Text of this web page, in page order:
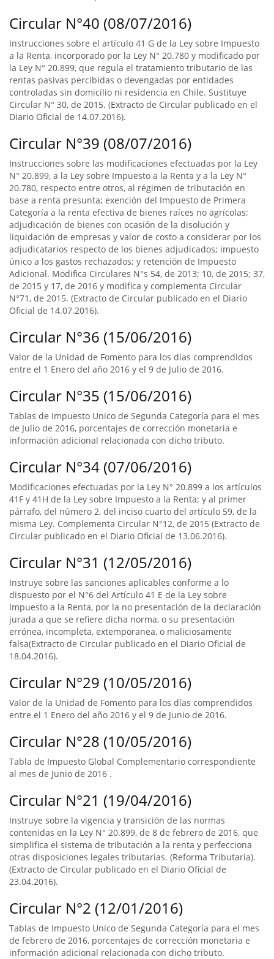
Circular N°40 (08/07/2016)
Instrucciones sobre el artículo 41 G de la Ley sobre Impuesto
a la Renta, incorporado por la Ley N° 20.780 y modificado por
la Ley N° 20.899, que regula el tratamiento tributario de las
rentas pasivas percibidas o devengadas por entidades
controladas sin domicilio ni residencia en Chile. Sustituye
Circular N° 30, de 2015. (Extracto de Circular publicado en el
Diario Oficial de 14.07.2016).
Circular N°39 (08/07/2016)
Instrucciones sobre las modificaciones efectuadas por la Ley
N° 20.899, a la Ley sobre Impuesto a la Renta y a la Ley N°
20.780, respecto entre otros, al régimen de tributación en
base a renta presunta; exención del Impuesto de Primera
Categoría a la renta efectiva de bienes raíces no agrícolas;
adjudicación de bienes con ocasión de la disolución y
liquidación de empresas y valor de costo a considerar por los
adjudicatarios respecto de los bienes adjudicados; impuesto
único a los gastos rechazados; y retención de Impuesto
Adicional. Modifica Circulares N°s 54, de 2013; 10, de 2015; 37,
de 2015 y 17, de 2016 y modifica y complementa Circular
N°71, de 2015. (Extracto de Circular publicado en el Diario
Oficial de 14.07.2016).
Circular N°36 (15/06/2016)
Valor de la Unidad de Fomento para los días comprendidos
entre el 1 Enero del año 2016 y el 9 de Julio de 2016.
Circular N°35 (15/06/2016)
Tablas de Impuesto Unico de Segunda Categoría para el mes
de Julio de 2016, porcentajes de corrección monetaria e
información adicional relacionada con dicho tributo.
Circular N°34 (07/06/2016)
Modificaciones efectuadas por la Ley N° 20.899 a los artículos
41F y 41H de la Ley sobre Impuesto a la Renta; y al primer
párrafo, del número 2, del inciso cuarto del artículo 59, de la
misma Ley. Complementa Circular N°12, de 2015 (Extracto de
Circular publicado en el Diario Oficial de 13.06.2016).
Circular N°31 (12/05/2016)
Instruye sobre las sanciones aplicables conforme a lo
dispuesto por el N°6 del Artículo 41 E de la Ley sobre
Impuesto a la Renta, por la no presentación de la declaración
jurada a que se refiere dicha norma, o su presentación
errónea, incompleta, extemporanea, o maliciosamente
falsa(Extracto de Circular publicado en el Diario Oficial de
18.04.2016).
Circular N°29 (10/05/2016)
Valor de la Unidad de Fomento para los días comprendidos
entre el 1 Enero del año 2016 y el 9 de Junio de 2016.
Circular N°28 (10/05/2016)
Tabla de Impuesto Global Complementario correspondiente
al mes de Junio de 2016 .
Circular N°21 (19/04/2016)
Instruye sobre la vigencia y transición de las normas
contenidas en la Ley N° 20.899, de 8 de febrero de 2016, que
simplifica el sistema de tributación a la renta y perfecciona
otras disposiciones legales tributarias. (Reforma Tributaria).
(Extracto de Circular publicado en el Diario Oficial de
23.04.2016).
Circular N°2 (12/01/2016)
Tablas de Impuesto Unico de Segunda Categoría para el mes
de febrero de 2016, porcentajes de corrección monetaria e
información adicional relacionada con dicho tributo.